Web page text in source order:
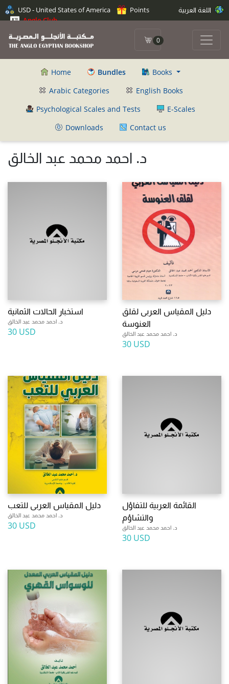
USD - United States of America
Points
Anglo Club
0
Home Bundles
Books
Arabic Categories
English Books
Psychological Scales and Tests
E-Scales
Downloads
Contact us
د. احمد محمد عبد الخالق
استخبار الحالات الثمانية
د. احمد محمد عبد الخالق
30 USD
دليل المقياس العربى لقلق
العنوسة
د. احمد محمد عبد الخالق
30 USD
دليل المقياس العربى للتعب
د. احمد محمد عبد الخالق
30 USD
القائمة العربية للتفاؤل
والتشاؤم
د. احمد محمد عبد الخالق
30 USD